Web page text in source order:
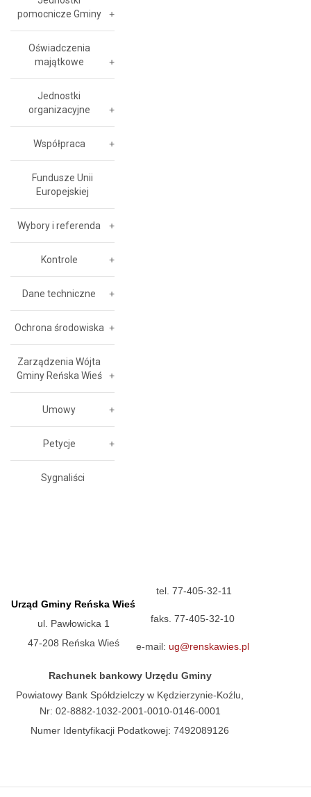
pomocnicze Gminy
Oświadczenia
majątkowe
Jednostki
organizacyjne
Współpraca
Fundusze Unii
Europejskiej
Wybory i referenda
Kontrole
Dane techniczne
Ochrona środowiska
Zarządzenia Wójta
Gminy Reńska Wieś
Umowy
Petycje
Sygnaliści
Urząd Gminy Reńska Wieś
ul. Pawłowicka 1
47-208 Reńska Wieś
tel. 77-405-32-11
faks. 77-405-32-10
e-mail: ug@renskawies.pl
Rachunek bankowy Urzędu Gminy
Powiatowy Bank Spółdzielczy w Kędzierzynie-Koźlu,
Nr: 02-8882-1032-2001-0010-0146-0001
Numer Identyfikacji Podatkowej: 7492089126